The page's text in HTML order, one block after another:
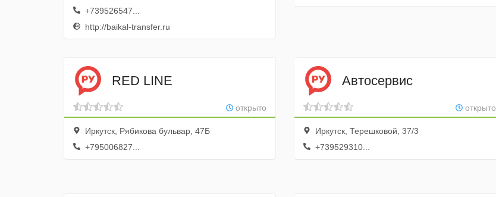
+739526547...
http://baikal-transfer.ru
RED LINE
открыто
Иркутск, Рябикова бульвар, 47Б
+795006827...
Автосервис
открыто
Иркутск, Терешковой, 37/3
+739529310...